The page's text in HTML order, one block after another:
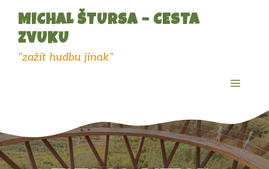
obsah
MICHAL ŠTURSA – CESTA
ZVUKU
"zažít hudbu jinak"
MENU